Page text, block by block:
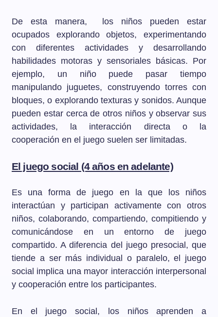
De esta manera, los niños pueden estar
ocupados explorando objetos, experimentando
con diferentes actividades y desarrollando
habilidades motoras y sensoriales básicas. Por
ejemplo, un niño puede pasar tiempo
manipulando juguetes, construyendo torres con
bloques, o explorando texturas y sonidos. Aunque
pueden estar cerca de otros niños y observar sus
actividades, la interacción directa o la
cooperación en el juego suelen ser limitadas.
El juego social (4 años en adelante)
Es una forma de juego en la que los niños
interactúan y participan activamente con otros
niños, colaborando, compartiendo, compitiendo y
comunicándose en un entorno de juego
compartido. A diferencia del juego presocial, que
tiende a ser más individual o paralelo, el juego
social implica una mayor interacción interpersonal
y cooperación entre los participantes.
En el juego social, los niños aprenden a